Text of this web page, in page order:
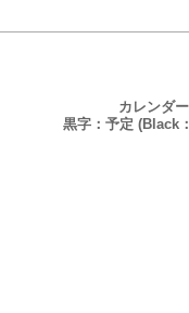
カレンダ
黒字：予定